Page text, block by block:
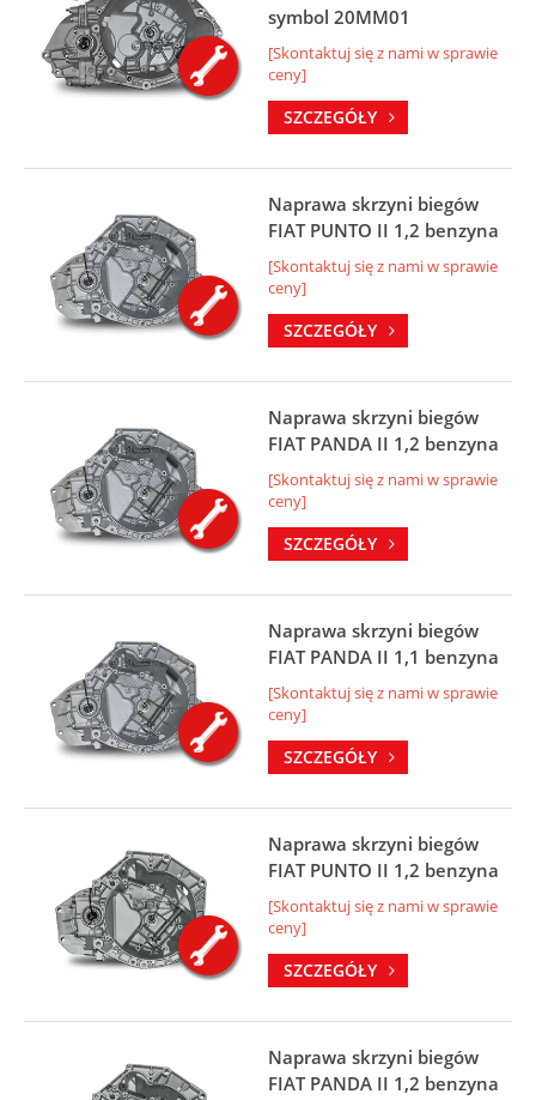
symbol 20MM01
[Skontaktuj się z nami w sprawie
ceny]
SZCZEGÓŁY
Naprawa skrzyni biegów
FIAT PUNTO II 1,2 benzyna
[Skontaktuj się z nami w sprawie
ceny]
SZCZEGÓŁY
Naprawa skrzyni biegów
FIAT PANDA II 1,2 benzyna
[Skontaktuj się z nami w sprawie
ceny]
SZCZEGÓŁY
Naprawa skrzyni biegów
FIAT PANDA II 1,1 benzyna
[Skontaktuj się z nami w sprawie
ceny]
SZCZEGÓŁY
Naprawa skrzyni biegów
FIAT PUNTO II 1,2 benzyna
[Skontaktuj się z nami w sprawie
ceny]
SZCZEGÓŁY
Naprawa skrzyni biegów
FIAT PANDA II 1,2 benzyna